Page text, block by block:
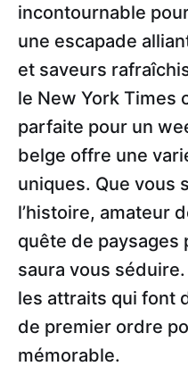
incontournable
une escapade
et saveurs
le New York Times
parfaite pour un
belge offre une
uniques. Que vous
l’histoire, amateur
quête de
saura vous
les attraits qui font
de premier ordre
mémorable.